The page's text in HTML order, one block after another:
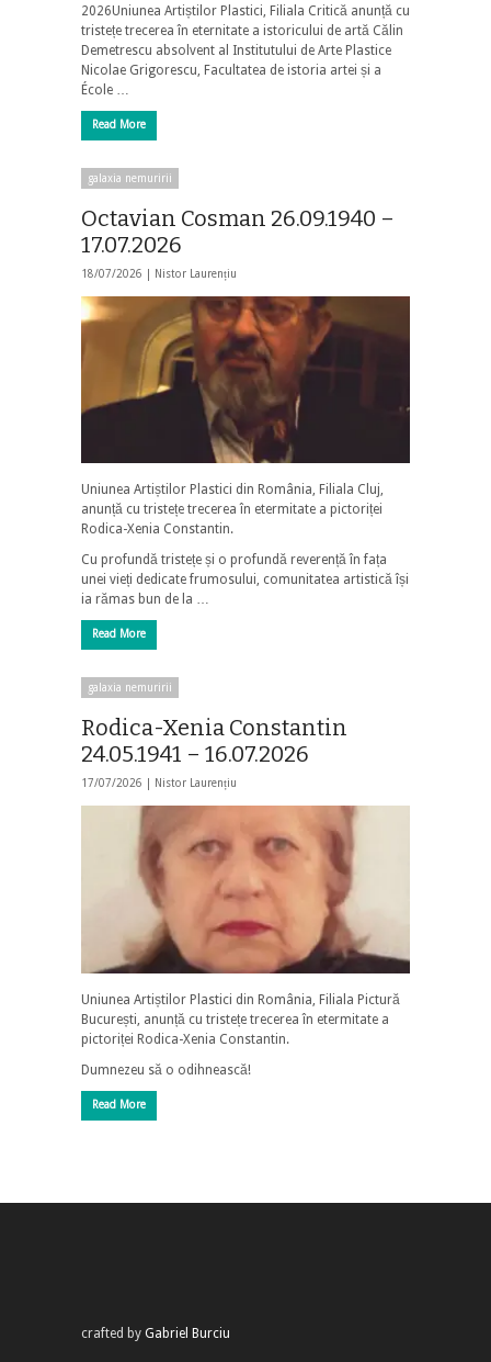
2026Uniunea Artiștilor Plastici, Filiala Critică anunță cu
tristețe trecerea în eternitate a istoricului de artă Călin
Demetrescu absolvent al Institutului de Arte Plastice
Nicolae Grigorescu, Facultatea de istoria artei și a
École …
Read More
galaxia nemuririi
Octavian Cosman 26.09.1940 –
17.07.2026
18/07/2026 | Nistor Laurențiu
Uniunea Artiștilor Plastici din România, Filiala Cluj,
anunță cu tristețe trecerea în etermitate a pictoriței
Rodica-Xenia Constantin.
Cu profundă tristețe și o profundă reverență în fața
unei vieți dedicate frumosului, comunitatea artistică își
ia rămas bun de la …
Read More
galaxia nemuririi
Rodica-Xenia Constantin
24.05.1941 – 16.07.2026
17/07/2026 | Nistor Laurențiu
Uniunea Artiștilor Plastici din România, Filiala Pictură
București, anunță cu tristețe trecerea în etermitate a
pictoriței Rodica-Xenia Constantin.
Dumnezeu să o odihnească!
Read More
crafted by Gabriel Burciu